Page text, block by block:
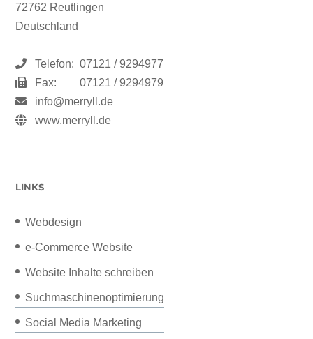
72762 Reutlingen
Deutschland
Telefon: 07121 / 9294977
Fax:
07121 / 9294979
info@merryll.de
www.merryll.de
LINKS
Webdesign
e-Commerce Website
Website Inhalte schreiben
Suchmaschinenoptimierung
Social Media Marketing